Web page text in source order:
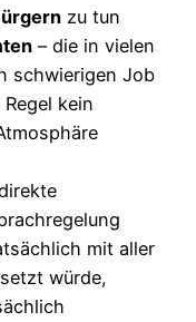
zu tun
– die in vielen
schwierigen Job
kein
mit aller
würde,